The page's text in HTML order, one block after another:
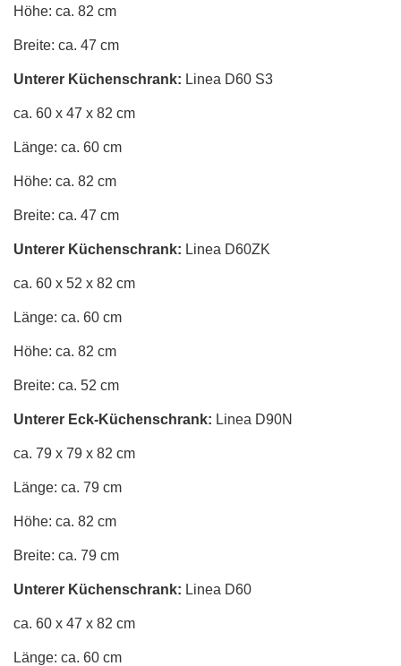
Höhe: ca. 82 cm
Breite: ca. 47 cm
Unterer Küchenschrank: Linea D60 S3
ca. 60 x 47 x 82 cm
Länge: ca. 60 cm
Höhe: ca. 82 cm
Breite: ca. 47 cm
Unterer Küchenschrank: Linea D60ZK
ca. 60 x 52 x 82 cm
Länge: ca. 60 cm
Höhe: ca. 82 cm
Breite: ca. 52 cm
Unterer Eck-Küchenschrank: Linea D90N
ca. 79 x 79 x 82 cm
Länge: ca. 79 cm
Höhe: ca. 82 cm
Breite: ca. 79 cm
Unterer Küchenschrank: Linea D60
ca. 60 x 47 x 82 cm
Länge: ca. 60 cm